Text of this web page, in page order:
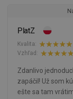
PlatZ
Kvalita:
Vzhľad:
Zdanlivo
zapáčil! Už som
ešte sa tam